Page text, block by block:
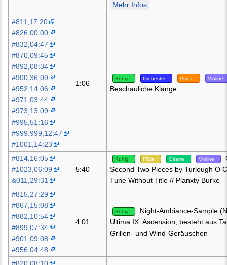
Mehr Infos
#811,17:20
#826,00:00
#832,04:47
#870,09:45
#892,08:34
#900,36:09
#952,14:06
#971,03:44
#973,13:09
#995,51:16
#999.999,12:47
#1001,14:23
1:06
Ruhig Orchester Piano Violine
Beschauliche Klänge
#814,16:05
#1023,06:09
&011,29:31
5:40
Ruhig Flöte Gitarre Violine
Second Two Pieces by Turlough O
Tune Without Title // Planxty Burke
#815,27:29
#867,15:08
#882,10:54
#899,07:34
#901,09:08
#956,04:48
4:01
Ruhig
Night-Ambiance-Sample
Ultima IX: Ascension; besteht aus
Grillen- und Wind-Geräuschen